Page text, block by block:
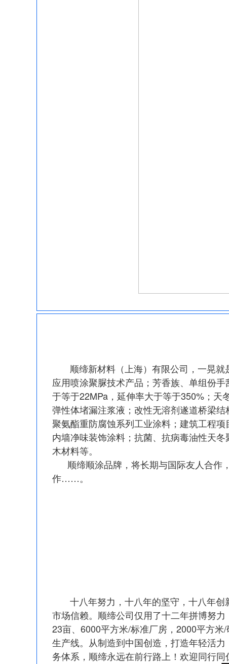
顺缔新材料（上海）有限公司，一晃就
应用喷涂聚脲技术产品；芳香族、单组份
于等于22MPa，延伸率大于等于350%；
弹性体堵漏注浆液；改性无溶剂遂道桥梁
聚氨酯重防腐蚀系列工业涂料；建筑工程
内墙净味装饰涂料；抗菌、抗病毒油性天
木材料等。
顺缔顺涂品牌，将长期与国际友人合作
作……。
十八年努力，十八年的坚守，十八年创
市场信赖。顺缔公司仅用了十二年拼博努
23亩、6000平方米/标准厂房，2000平方
生产线。从制造到中国创造，打造年轻活
务体系，顺缔永远在前行路上！欢迎同行